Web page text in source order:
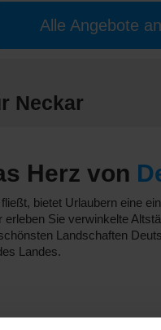
Alle Angebote
Neckar
Herz von
bietet Urlaubern eine
Sie verwinkelte
Landschaften
Landes.